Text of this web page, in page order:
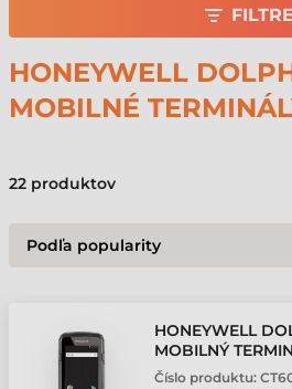
HONEYWELL
MOBILNÉ
22 produktov
HONEYWELL
MOBILNÝ
Číslo produktu:
FILTRE